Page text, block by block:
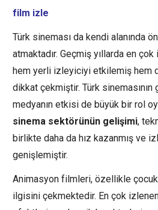
film izle
Türk sineması da kendi alanında
atmaktadır. Geçmiş yıllarda en
hem yerli izleyiciyi etkilemiş hem
dikkat çekmiştir. Türk
medyanın etkisi de büyük bir rol
sinema sektörünün gelişimi,
birlikte daha da hız kazanmış ve
genişlemiştir.
Animasyon filmleri, özellikle
ilgisini çekmektedir. En çok